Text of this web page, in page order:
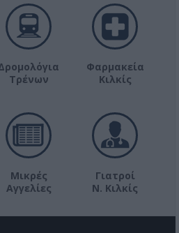
Τρένων
Φαρμακεία
Κιλκίς
Μικρές
Αγγελίες
Γιατροί
Ν. Κιλκίς